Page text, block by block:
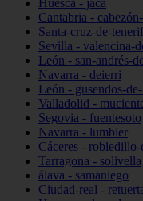
Huesca - jaca
Cantabria -
Santa-cruz-de-
Sevilla - valencina-
León - san-andrés-
Navarra - deierri
León - gusendos-
Valladolid -
Segovia - fuentesoto
Navarra - lumbier
Cáceres - robledillo-
Tarragona - solivella
álava - samaniego
Ciudad-real -